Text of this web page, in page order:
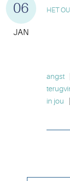
06
JAN
HET
angst
in jou